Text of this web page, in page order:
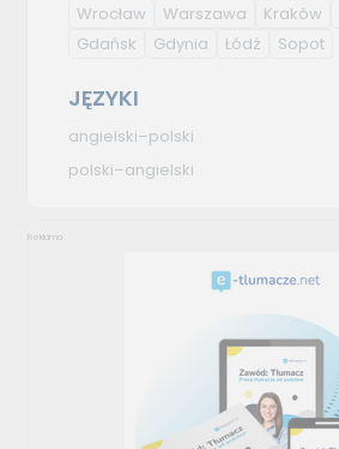
Wrocław Warszawa Kraków
Gdańsk
Gdynia Łódź Sopot
JĘZYKI
angielski–polski
polski–angielski
Reklama